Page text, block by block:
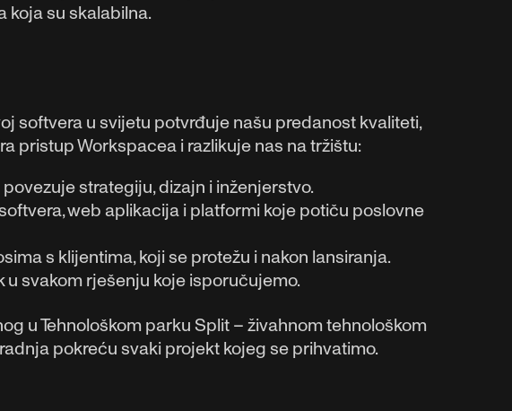
koja su skalabilna.
softvera u svijetu potvrđuje našu predanost kvaliteti,
pristup Workspacea i razlikuje nas na tržištu:
strategiju, dizajn i inženjerstvo.
web aplikacija i platformi koje potiču poslovne
s klijentima, koji se protežu i nakon lansiranja.
u svakom rješenju koje isporučujemo.
u Tehnološkom parku Split – živahnom tehnološkom
pokreću svaki projekt kojeg se prihvatimo.